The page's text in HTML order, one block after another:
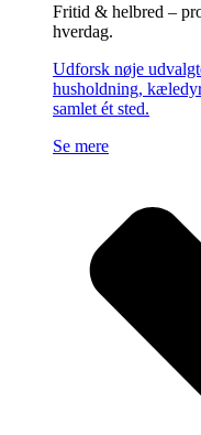
Fritid & helbred –
hverdag.
Udforsk nøje
husholdning,
samlet ét sted.
Se mere